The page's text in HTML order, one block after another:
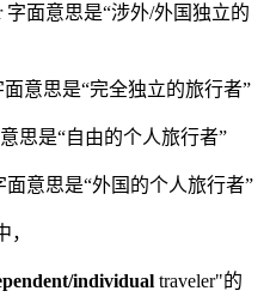
字面意思是“涉外/外国独立的
面意思是“完全独立的旅行者”
思是“自由的个人旅行者”
面意思是“外国的个人旅行者”
individual traveler"的